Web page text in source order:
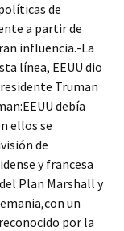
de
a partir de
influencia.-La
línea, EEUU dio
Truman
debía
ellos se
de
y francesa
Plan Marshall y
un
por la